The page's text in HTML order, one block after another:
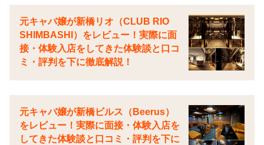
元キャバ嬢が新橋リオ（CLUB RIO
SHIMBASHI）をレビュー！実際に面
接・体験入店をしてきた体験談と口コ
ミ・評判を下に徹底解説！
元キャバ嬢が新橋ビルス（Beerus）
をレビュー！実際に面接・体験入店を
してきた体験談と口コミ・評判を下に